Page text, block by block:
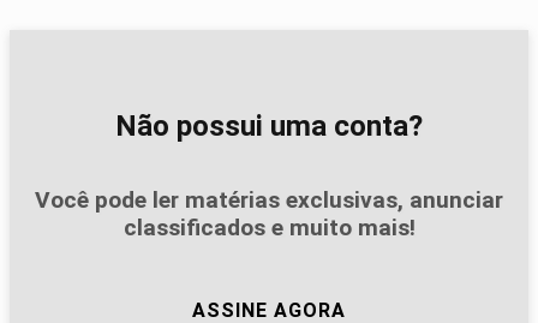
Não possui uma conta?
Você pode ler matérias exclusivas, anunciar
classificados e muito mais!
ASSINE AGORA